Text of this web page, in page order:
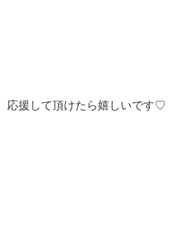
応援して頂けたら嬉しいです♡